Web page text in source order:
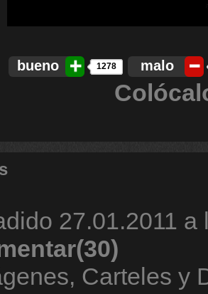
bueno 1278 malo
27.01.2011 a
Carteles y